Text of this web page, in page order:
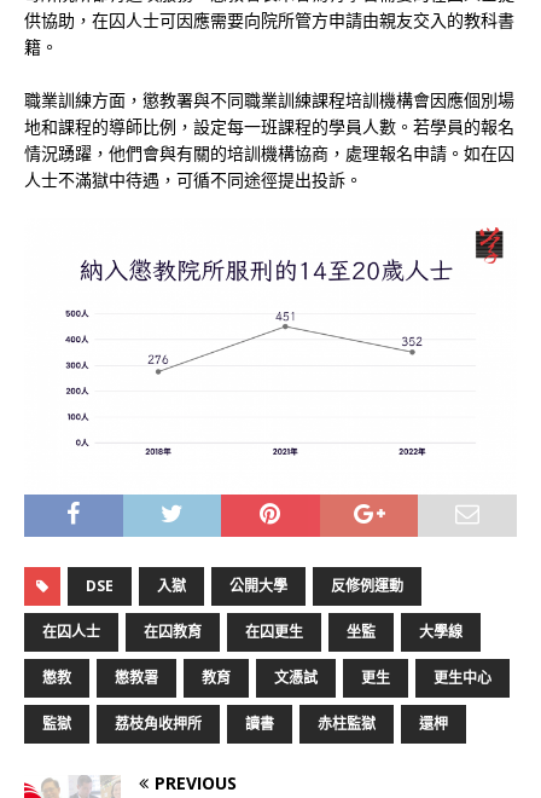
供協助，在囚人士可因應需要向院所管方申請由親友交入的教科書
籍。
職業訓練方面，懲教署與不同職業訓練課程培訓機構會因應個別場
地和課程的導師比例，設定每一班課程的學員人數。若學員的報名
情況踴躍，他們會與有關的培訓機構協商，處理報名申請。如在囚
人士不滿獄中待遇，可循不同途徑提出投訴。
DSE 入獄 公開大學 反修例運動
在囚人士 在囚教育 在囚更生 坐監 大學線
懲教 懲教署 教育 文憑試 更生 更生中心
監獄 荔枝角收押所 讀書 赤柱監獄 還柙
PREVIOUS